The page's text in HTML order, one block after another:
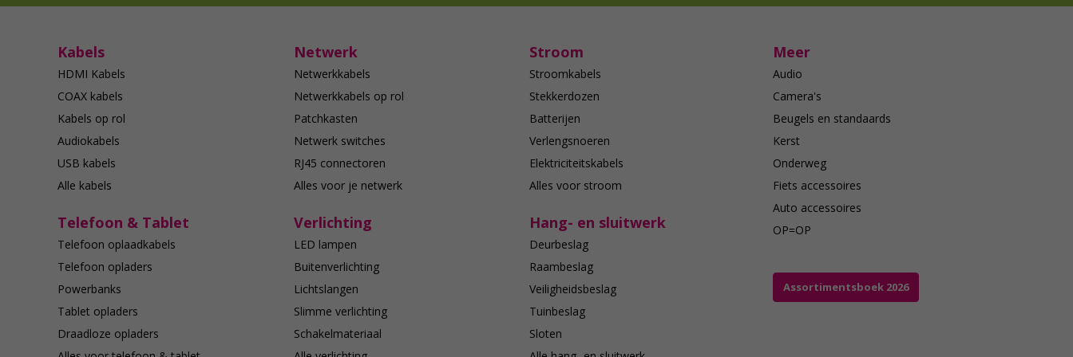
Kabels
HDMI Kabels
COAX kabels
Kabels op rol
Audiokabels
USB kabels
Alle kabels
Netwerk
Netwerkkabels
Netwerkkabels op rol
Patchkasten
Netwerk switches
RJ45 connectoren
Alles voor je netwerk
Stroom
Stroomkabels
Stekkerdozen
Batterijen
Verlengsnoeren
Elektriciteitskabels
Alles voor stroom
Telefoon & Tablet
Telefoon oplaadkabels
Telefoon opladers
Powerbanks
Tablet opladers
Draadloze opladers
Verlichting
LED lampen
Buitenverlichting
Lichtslangen
Slimme verlichting
Schakelmateriaal
Hang- en sluitwerk
Deurbeslag
Raambeslag
Veiligheidsbeslag
Tuinbeslag
Sloten
Meer
Audio
Camera's
Beugels en standaards
Kerst
Onderweg
Fiets accessoires
Auto accessoires
OP=OP
Assortimentsboek 2026